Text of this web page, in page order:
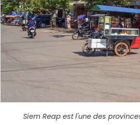
Siem Reap est l'une des